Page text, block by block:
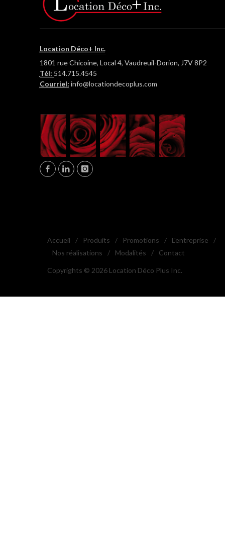
Location Déco+ Inc.
1801 rue Chicoine, Local 4, Vaudreuil-Dorion, J7V 8P2
Tél: 514.715.4545
Courriel: info@locationdecoplus.com
Accueil / Produits / Promotions / L'entreprise
/
Nos réalisations
/ Modalités / Contact
Copyrights © 2026 Location Déco Plus Inc.